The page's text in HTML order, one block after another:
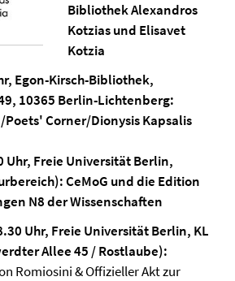
Bibliothek Alexandros
Kotzias und Elisavet
Kotzia
Egon-Kirsch-Bibliothek,
10365 Berlin-Lichtenberg:
Corner/Dionysis Kapsalis
Uhr, Freie Universität Berlin,
CeMoG und die Edition
N8 der Wissenschaften
Uhr, Freie Universität Berlin, KL
Allee 45 / Rostlaube):
Romiosini & Offizieller Akt zur